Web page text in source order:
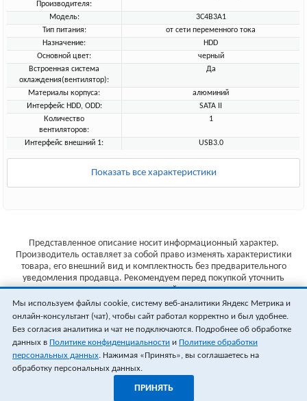
Производителя:
Модель:
3C4B3A1
Тип питания:
от сети переменного тока
Назначение:
HDD
Основной цвет:
черный
Встроенная система
охлаждения(вентилятор):
Да
Материалы корпуса:
алюминий
Интерфейс HDD, ODD:
SATA II
Количество
вентиляторов:
1
Интерфейс внешний 1: USB3.0
Показать все характеристики
Представленное описание носит информационный характер.
Производитель оставляет за собой право изменять характеристики
товара, его внешний вид и комплектность без предварительного
уведомления продавца. Рекомендуем перед покупкой уточнить
характеристики товара на сайте производителя.
Указанные цены не являются публичной офертой (ст.435 ГК РФ).
Стоимость и наличие товара уточняйте у менеджера.
Мы используем файлы cookie, систему веб-аналитики Яндекс Метрика и
онлайн-консультант (чат), чтобы сайт работал корректно и был удобнее.
Без согласия аналитика и чат не подключаются. Подробнее об обработке
данных в Политике конфиденциальности и Политике обработки
персональных данных. Нажимая «Принять», вы соглашаетесь на
обработку персональных данных.
ПРИНЯТЬ